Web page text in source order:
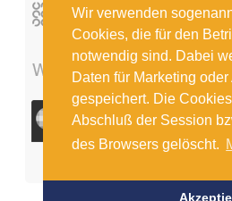
Wir verwenden
Cookies, die für den
notwendig sind. Dabei
Daten für Marketing
gespeichert. Die
Abschluß der Session
des Browsers gelöscht.